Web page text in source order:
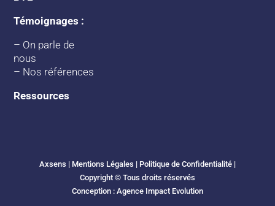
Témoignages :
– On parle de
nous
– Nos références
Ressources
Axsens | Mentions Légales | Politique de Confidentialité|
Copyright © Tous droits réservés
Conception : Agence Impact Evolution